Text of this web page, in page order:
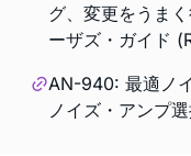
グ、変更をうま
ーザズ・ガイド
AN-940: 最適ノ
ノイズ・アンプ